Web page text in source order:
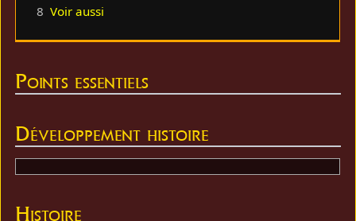
8 Voir aussi
Points essentiels
Développement histoire
Histoire